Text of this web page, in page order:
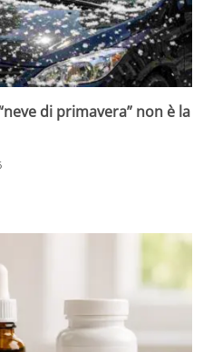
di primavera” non è la